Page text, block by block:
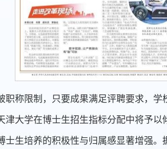
职称限制，只要成果满足评聘要求，
津大学在博士生招生指标分配中将予
士生培养的积极性与归属感显著增强